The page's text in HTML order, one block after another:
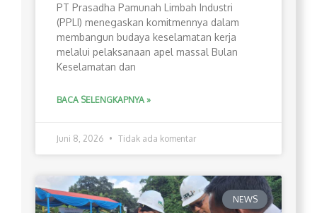
PT Prasadha Pamunah Limbah Industri
(PPLI) menegaskan komitmennya dalam
membangun budaya keselamatan kerja
melalui pelaksanaan apel massal Bulan
Keselamatan dan
BACA SELENGKAPNYA »
Juni 8, 2026 Tidak ada komentar
NEWS